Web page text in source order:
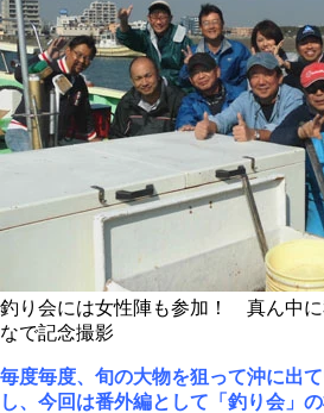
釣り会には女性陣も参加！ 真ん中
なで記念撮影
毎度毎度、旬の大物を狙って沖に出
し、今回は番外編として「釣り会」